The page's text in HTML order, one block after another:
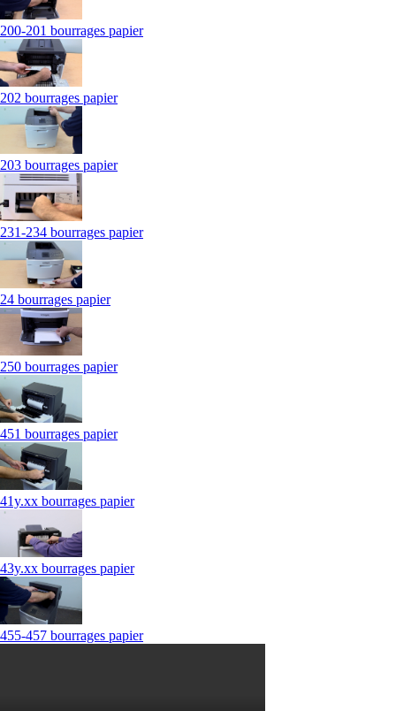
200-201 bourrages papier
202 bourrages papier
203 bourrages papier
231-234 bourrages papier
24 bourrages papier
250 bourrages papier
451 bourrages papier
41y.xx bourrages papier
43y.xx bourrages papier
455-457 bourrages papier